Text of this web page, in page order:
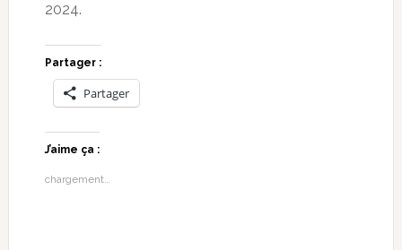
2024.
Partager :
Partager
J’aime ça :
chargement…